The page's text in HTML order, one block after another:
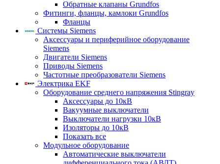
Обратные клапаны Grundfos
Фитинги, фланцы, камлоки Grundfos
Фланцы
Системы Siemens
Аксессуары и периферийное оборудование
Siemens
Двигатели Siemens
Приводы Siemens
Частотные преобразователи Siemens
Электрика EKF
Оборудование среднего напряжения Stingray
Аксессуары до 10кВ
Вакуумные выключатели
Выключатели нагрузки 10кВ
Изоляторы до 10кВ
Показать все
Модульное оборудование
Автоматические выключатели